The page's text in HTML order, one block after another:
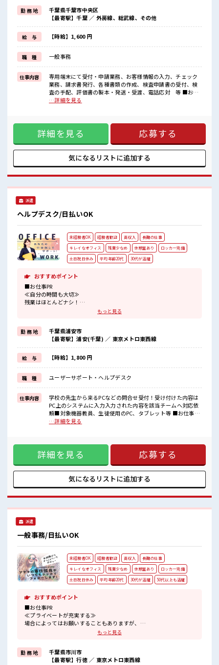
≪時間にメリハリを≫
残業はほとんどナシ！
場合によってはお願いすることもあります♪
≪週休2日制≫
週末は家族や友人と一緒にプライベート満喫！
≪ヘアカラーOKで自由な雰囲気の職場≫
明るすぎたり奇抜でなければ基本的に自由！
(規定有)≪自分に向いている仕事が探せる≫
困った事などがあれば、
担当がしっかりサポートします！
■職場の雰囲気
派手すぎなければ多少のヘアカラーもOKなのはウレシイPoint☆
ロッカーあり！
安心してお仕事に集中♪
勤 務 地
千葉県千葉市中央区
【最寄駅】千葉 ／ 外房線、総武線、その他
給 与 【時給】1,600 円
職 種 一般事務
仕事内容
専用端末にて受付・申請業務、お客様情報の入力、チェック
業務、請求書発行、各種書類の作成、検査申請書の受付、検
査の手配、評価書の製本・発送・受渡、電話応対 等 ■お仕
事PR ≪経験を活かせる≫ これまでの経験を活かしませんか？
よってはお願いすることもあります♪ ≪週休2日制≫ 週末は
家族や友人と一緒にプライベート満喫！ ≪ヘアカラーOKで自
由な雰囲気の職場≫ 明るすぎたり奇抜でなければ基本的に自
由！ (規定有)≪自分に向いている仕事が探せる≫ 困った事な
どがあれば、 担当がしっかりサポートします！ ■職場の雰囲
気 派手すぎなければ多少のヘアカラーもOKなのはウレシイ
おう！ ロッカーあり！ 安心してお仕事に集中♪
…詳細を見る
詳細を見る 応募する
気になるリストに追加する
派遣
ヘルプデスク/日払いOK
未経験者OK 経験者歓迎 高収入
長期の仕事
キレイなオフィス
残業少なめ 休憩室あり
ロッカー完備
土日祝日休み
平均年齢20代 30代が活躍
おすすめポイント
■お仕事PR
≪自分の時間も大切≫
残業はほとんどナシ！
場合によってはお願いすることもあります♪
週末は家族や友人と一緒にプライベート満喫！
≪未経験OKの仕事≫
新しいことにチャレンジするのは不安だけど、
しっかり働く環境が整っています！
イチからスキルUP・ステップUP目指していきましょう！
≪自分に合った期間で働ける≫
福利厚生が整った派遣のお仕事です！
■職場の雰囲気
≪20代の方が多数活躍中の職場≫
休憩時間にゆっくりできるスペース完備！
ロッカーあり！
安心してお仕事に集中♪
もっと見る
勤 務 地
千葉県浦安市
【最寄駅】浦安(千葉) ／ 東京メトロ東西線
給 与 【時給】1,800 円
職 種 ユーザーサポート・ヘルプデスク
仕事内容
学校の先生から来るPCなどの問合せ受付！受け付けた内容は
PC上のシステムに入力入力された内容を該当チームへ対応依
頼■対象機器教員、生徒使用のPC、タブレット等 ■お仕事PR
≪自分の時間も大切≫ 残業はほとんどナシ！ 場合によっては
ことにチャレンジするのは不安だけど、 しっかり働く環境が
整っています！ イチからスキルUP・ステップUP目指してい
きましょう！ ≪自分に合った期間で働ける≫ 福利厚生が整っ
た派遣のお仕事です！ ■職場の雰囲気 ≪20代の方が多数活躍
中の職場≫ 休憩時間にゆっくりできるスペース完備！ ロッカ
ーあり！ 安心してお仕事に集中♪ 残業はほとんどなし！ プラ
…詳細を見る
詳細を見る 応募する
気になるリストに追加する
派遣
一般事務/日払いOK
未経験者OK 経験者歓迎 高収入
長期の仕事
キレイなオフィス
残業少なめ 休憩室あり
ロッカー完備
土日祝日休み
平均年齢20代 30代が活躍 50代以上も活躍
おすすめポイント
■お仕事PR
≪プライベートが充実する≫
場合によってはお願いすることもありますが、
週末は家族や友人と一緒にプライベート満喫！
≪未経験でも活躍できる≫
新しいことにチャレンジするのは不安だけど、
もっと見る
勤 務 地
千葉県市川市
【最寄駅】行徳 ／ 東京メトロ東西線